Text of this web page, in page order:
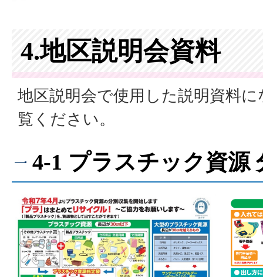
4.地区説明会資料
地区説明会で使用した説明資料
覧ください。
4-1 プラスチック資源